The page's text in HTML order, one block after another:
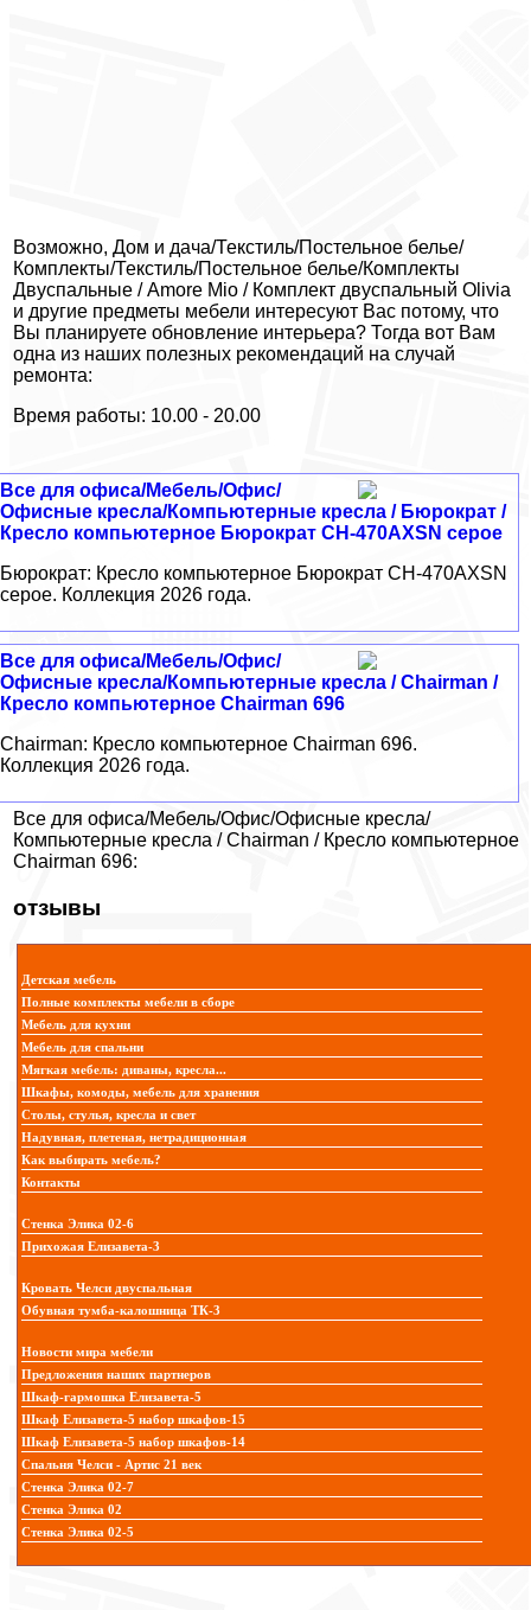
Возможно, Дом и дача/Текстиль/Постельное белье/
Комплекты/Текстиль/Постельное белье/Комплекты
Двуспальные / Amore Mio / Комплект двуспальный Olivia
и другие предметы мебели интересуют Вас потому, что
Вы планируете обновление интерьера? Тогда вот Вам
одна из наших полезных рекомендаций на случай
ремонта:
Время работы: 10.00 - 20.00
Все для офиса/Мебель/Офис/
Офисные кресла/Компьютерные кресла / Бюрократ /
Кресло компьютерное Бюрократ CH-470AXSN серое
Бюрократ: Кресло компьютерное Бюрократ CH-470AXSN
серое. Коллекция 2026 года.
Все для офиса/Мебель/Офис/
Офисные кресла/Компьютерные кресла / Chairman /
Кресло компьютерное Chairman 696
Chairman: Кресло компьютерное Chairman 696.
Коллекция 2026 года.
Все для офиса/Мебель/Офис/Офисные кресла/
Компьютерные кресла / Chairman / Кресло компьютерное
Chairman 696:
отзывы
Детская мебель
Полные комплекты мебели в сборе
Мебель для кухни
Мебель для спальни
Мягкая мебель: диваны, кресла...
Шкафы, комоды, мебель для хранения
Столы, стулья, кресла и свет
Надувная, плетеная, нетрадиционная
Как выбирать мебель?
Контакты
Стенка Элика 02-6
Прихожая Елизавета-3
Кровать Челси двуспальная
Обувная тумба-калошница ТК-3
Новости мира мебели
Предложения наших партнеров
Шкаф-гармошка Елизавета-5
Шкаф Елизавета-5 набор шкафов-15
Шкаф Елизавета-5 набор шкафов-14
Спальня Челси - Артис 21 век
Стенка Элика 02-7
Стенка Элика 02
Стенка Элика 02-5